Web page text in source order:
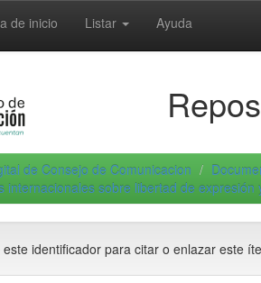
de inicio Listar Ayuda
de Consejo de Comunicacion
internacionales sobre libertad de expresión
este identificador para citar o enlazar este